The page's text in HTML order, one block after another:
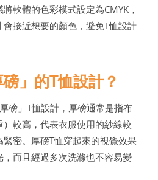
軟體的色彩模式設定為CMYK，
接近想要的顏色，避免T恤設計
」的T恤設計？
磅」T恤設計，厚磅通常是指布
較高，代表衣服使用的紗線較
密。厚磅T恤穿起來的視覺效果
而且經過多次洗滌也不容易變